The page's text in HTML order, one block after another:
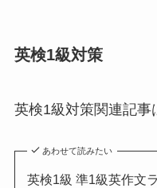
英検1級対策
英検1級対策関連記事
あわせて読みたい
英検1級 準1級英作文